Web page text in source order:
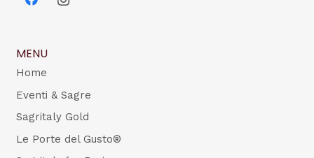
MENU
Home
Eventi & Sagre
Sagritaly Gold
Le Porte del Gusto®